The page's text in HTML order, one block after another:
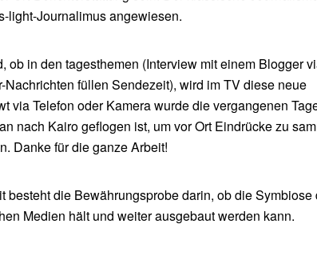
light-Journalimus angewiesen.
ob in den tagesthemen (Interview mit einem Blogger
füllen Sendezeit), wird im TV diese neue
via Telefon oder Kamera wurde die vergangenen
nach Kairo geflogen ist, um vor Ort Eindrücke zu
Danke für die ganze Arbeit!
besteht die Bewährungsprobe darin, ob die Symbiose
Medien hält und weiter ausgebaut werden kann.